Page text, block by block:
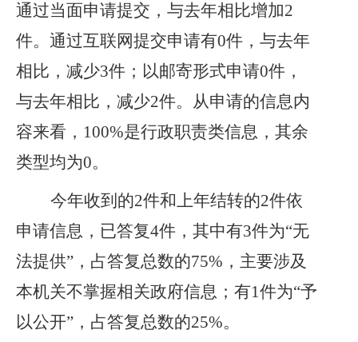
通过当面申请提交，与去年相比增加2
件。通过互联网提交申请有0件，与去年
相比，减少3件；以邮寄形式申请0件，
与去年相比，减少2件。从申请的信息内
容来看，100%是行政职责类信息，其余
类型均为0。
今年收到的2件和上年结转的2件依
申请信息，已答复4件，其中有3件为“无
法提供”，占答复总数的75%，主要涉及
本机关不掌握相关政府信息；有1件为“予
以公开”，占答复总数的25%。